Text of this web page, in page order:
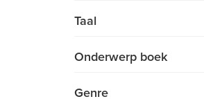
Taal
Onderwerp boek
Genre